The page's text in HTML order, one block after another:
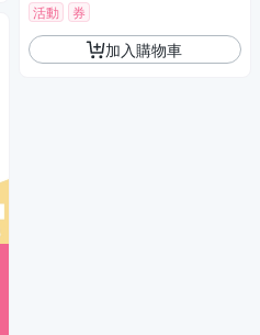
活動 券
加入購物車